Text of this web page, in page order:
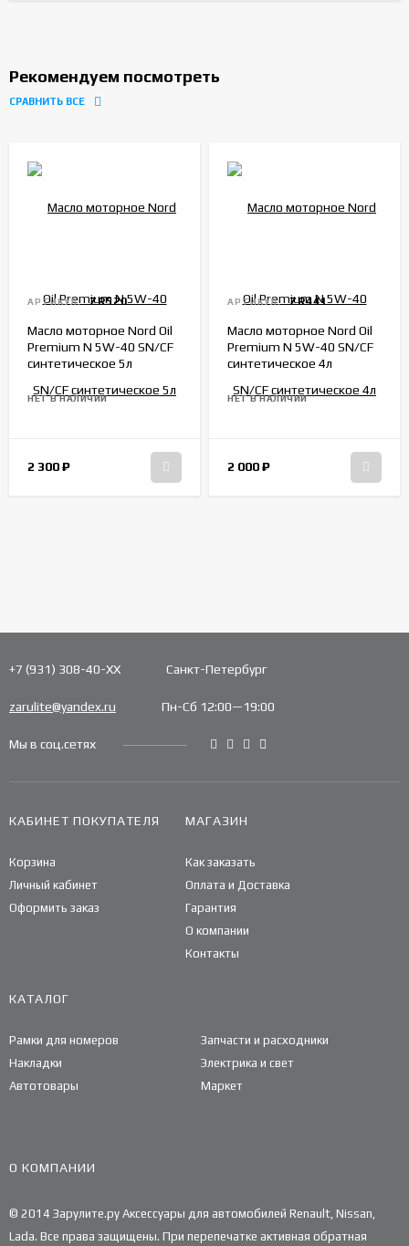
Рекомендуем посмотреть
СРАВНИТЬ ВСЕ
АРТИКУЛ: ZR520
Масло моторное Nord Oil
Premium N 5W-40 SN/CF
синтетическое 5л
НЕТ В НАЛИЧИИ
2 300₽
АРТИКУЛ: ZR441
Масло моторное Nord Oil
Premium N 5W-40 SN/CF
синтетическое 4л
НЕТ В НАЛИЧИИ
2 000₽
+7 (931) 308-40-ХХ Санкт-Петербург
zarulite@yandex.ru Пн-Сб 12:00—19:00
Мы в соц.сетях
КАБИНЕТ ПОКУПАТЕЛЯ
Корзина
Личный кабинет
Оформить заказ
МАГАЗИН
Как заказать
Оплата и Доставка
Гарантия
О компании
Контакты
КАТАЛОГ
Рамки для номеров
Накладки
Автотовары
Запчасти и расходники
Электрика и свет
Маркет
О КОМПАНИИ
© 2014 Зарулите.ру Аксессуары для автомобилей Renault, Nissan,
Lada. Все права защищены. При перепечатке активная обратная